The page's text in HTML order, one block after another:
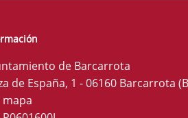
de Barcarrota
de España, 1 - 06160 Barcarrota
mapa